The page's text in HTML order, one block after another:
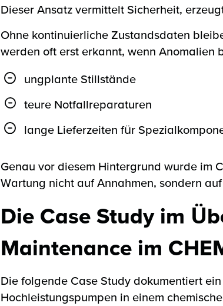
Dieser Ansatz vermittelt Sicherheit,
Ohne kontinuierliche Zustandsdaten
werden oft erst erkannt, wenn Anomalien
ungplante Stillstände
teure Notfallreparaturen
lange Lieferzeiten für
Genau vor diesem Hintergrund wurde im
Wartung nicht auf Annahmen, sondern
Die Case Study im
Maintenance im
Die folgende Case Study dokumentiert
Hochleistungspumpen in einem